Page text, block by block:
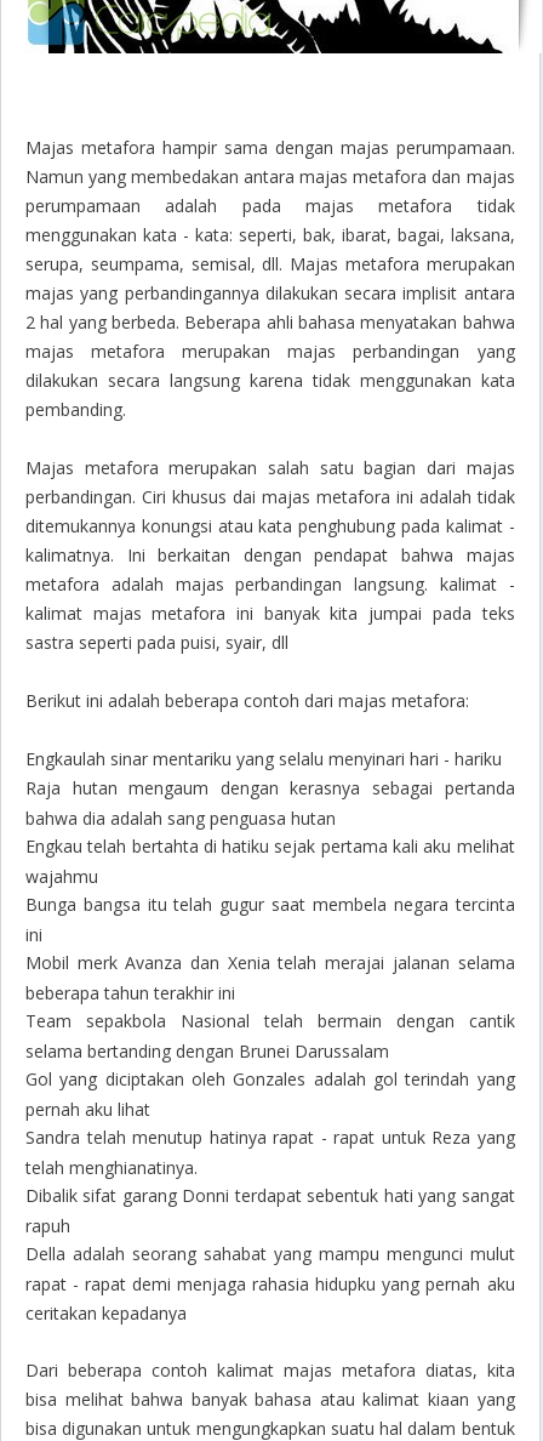
Majas metafora hampir sama dengan majas perumpamaan.
Namun yang membedakan antara majas metafora dan majas
perumpamaan adalah pada majas metafora tidak
menggunakan kata - kata: seperti, bak, ibarat, bagai, laksana,
serupa, seumpama, semisal, dll. Majas metafora merupakan
majas yang perbandingannya dilakukan secara implisit antara
2 hal yang berbeda. Beberapa ahli bahasa menyatakan bahwa
majas metafora merupakan majas perbandingan yang
dilakukan secara langsung karena tidak menggunakan kata
pembanding.
Majas metafora merupakan salah satu bagian dari majas
perbandingan. Ciri khusus dai majas metafora ini adalah tidak
ditemukannya konungsi atau kata penghubung pada kalimat -
kalimatnya. Ini berkaitan dengan pendapat bahwa majas
metafora adalah majas perbandingan langsung. kalimat -
kalimat majas metafora ini banyak kita jumpai pada teks
sastra seperti pada puisi, syair, dll
Berikut ini adalah beberapa contoh dari majas metafora:
Engkaulah sinar mentariku yang selalu menyinari hari - hariku
Raja hutan mengaum dengan kerasnya sebagai pertanda
bahwa dia adalah sang penguasa hutan
Engkau telah bertahta di hatiku sejak pertama kali aku melihat
wajahmu
Bunga bangsa itu telah gugur saat membela negara tercinta
ini
Mobil merk Avanza dan Xenia telah merajai jalanan selama
beberapa tahun terakhir ini
Team sepakbola Nasional telah bermain dengan cantik
selama bertanding dengan Brunei Darussalam
Gol yang diciptakan oleh Gonzales adalah gol terindah yang
pernah aku lihat
Sandra telah menutup hatinya rapat - rapat untuk Reza yang
telah menghianatinya.
Dibalik sifat garang Donni terdapat sebentuk hati yang sangat
rapuh
Della adalah seorang sahabat yang mampu mengunci mulut
rapat - rapat demi menjaga rahasia hidupku yang pernah aku
ceritakan kepadanya
Dari beberapa contoh kalimat majas metafora diatas, kita
bisa melihat bahwa banyak bahasa atau kalimat kiaan yang
bisa digunakan untuk mengungkapkan suatu hal dalam bentuk